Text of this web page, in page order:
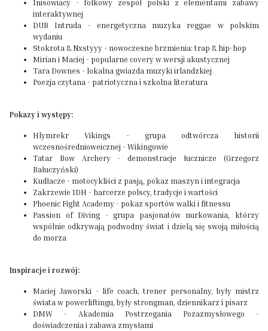
Inisowiacy - folkowy zespół polski z elementami zabawy
interaktywnej
DUB Intruda - energetyczna muzyka reggae w polskim
wydaniu
Stokrota & Nxstyyy - nowoczesne brzmienia: trap & hip-hop
Mirian i Maciej - popularne covery w wersji akustycznej
Tara Downes - lokalna gwiazda muzyki irlandzkiej
Poezja czytana - patriotyczna i szkolna literatura
Pokazy i występy:
Hlymrekr Vikings - grupa odtwórcza historii
wczesnośrednioweicznej - Wikingowie
Tatar Bow Archery - demonstracje łucznicze (Grzegorz
Bałuczyński)
Kudłacze - motocykliści z pasją, pokaz maszyn i integracja
Zakrzewie 1DH - harcerze polscy, tradycje i wartości
Phoenic Fight Academy - pokaz sportów walki i fitnessu
Passion of Diving - grupa pasjonatów nurkowania, którzy
wspólnie odkrywają podwodny świat i dzielą się swoją miłością
do morza
Inspiracje i rozwój:
Maciej Jaworski - life coach, trener personalny, były mistrz
świata w powerliftingu, były strongman, dziennikarz i pisarz
DMW - Akademia Postrzegania Pozazmysłowego -
doświadczenia i zabawa zmysłami